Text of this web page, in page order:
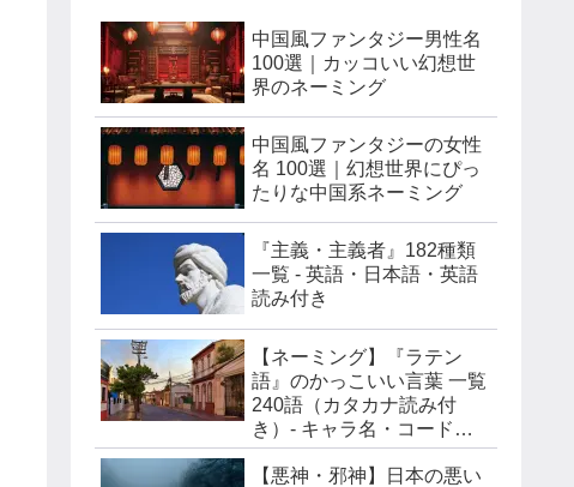
中国風ファンタジー男性名
100選｜カッコいい幻想世
界のネーミング
中国風ファンタジーの女性
名 100選｜幻想世界にぴっ
たりな中国系ネーミング
『主義・主義者』182種類
一覧 - 英語・日本語・英語
読み付き
【ネーミング】『ラテン
語』のかっこいい言葉 一覧
240語（カタカナ読み付
き）- キャラ名・コードネ
ーム・チーム名などに
【悪神・邪神】日本の悪い